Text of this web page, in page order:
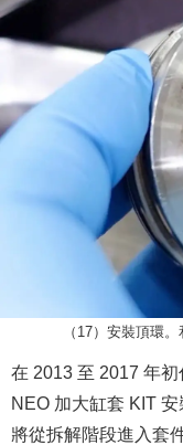
（17）安裝頂環
在 2013 至 2017 年
NEO 加大缸套 KIT
將從拆解階段進入套